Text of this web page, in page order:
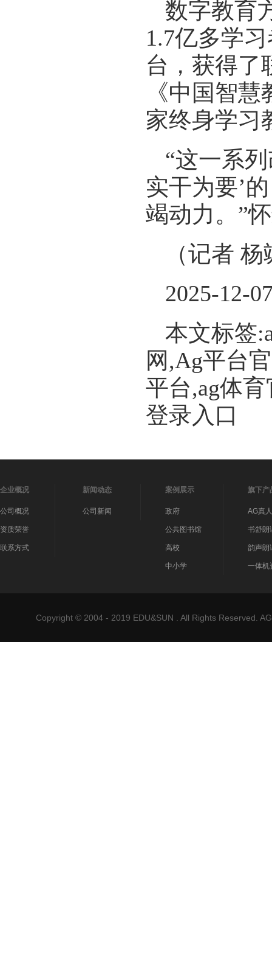
数字教育
1.7亿多学
台，获得了
《中国智
家终身学习
“这一系
实干为要’
竭动力。”
（记者
2025-12-
本文标签
网,Ag平台
平台,ag体
登录入口
企业概况
公司概况
资质荣誉
联系方式
新闻动态
公司新闻
案例展示
政府
公共图书馆
高校
中小学
旗下产
AG真
书舒朗
韵声朗
一体机
Copyright © 2004 - 2019 EDU&SUN . All Rights Reserved.